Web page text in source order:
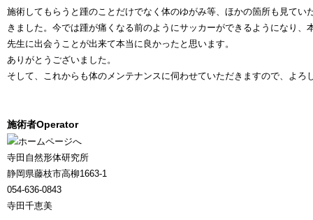
施術してもらうと踵のことだけでなく体のゆがみ等、ほかの箇所も見てい
きました。今では踵が痛くなる前のようにサッカーができるようになり、
先生に出会うことが出来て本当に良かったと思います。
ありがとうございました。
そして、これからも体のメンテナンスに伺わせていただきますので、よろ
施術者Operator
寺田自然形体研究所
静岡県藤枝市高柳1663-1
054-636-0843
寺田千恵美